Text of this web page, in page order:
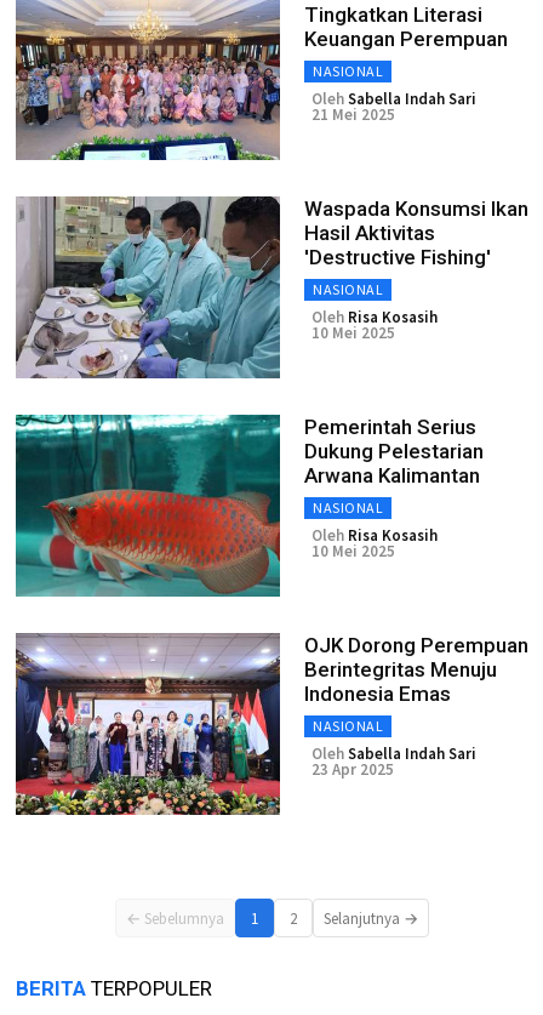
Tingkatkan Literasi
Keuangan Perempuan
NASIONAL
OlehSabella Indah Sari
21 Mei 2025
Waspada Konsumsi Ikan
Hasil Aktivitas
'Destructive Fishing'
NASIONAL
Oleh Risa Kosasih
10 Mei 2025
Pemerintah Serius
Dukung Pelestarian
Arwana Kalimantan
NASIONAL
Oleh Risa Kosasih
10 Mei 2025
OJK Dorong Perempuan
Berintegritas Menuju
Indonesia Emas
NASIONAL
OlehSabella Indah Sari
23 Apr 2025
← Sebelumnya 1 2 Selanjutnya →
BERITA TERPOPULER